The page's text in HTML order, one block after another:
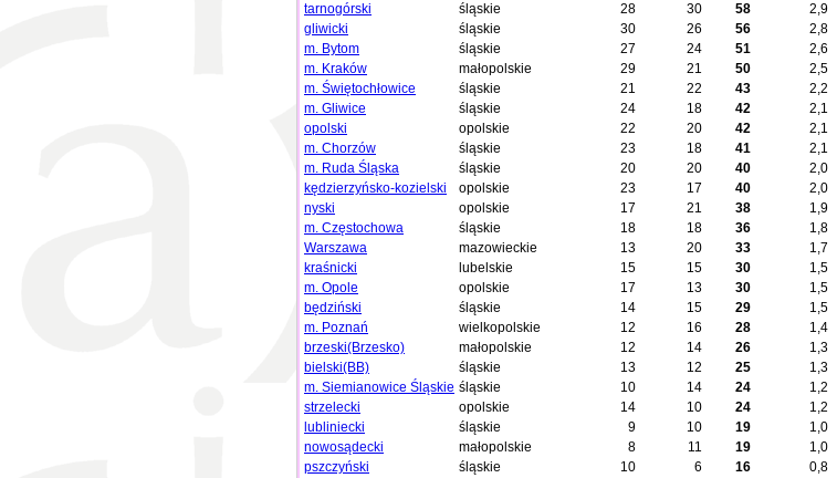
tarnogórski
śląskie 28 30 58 2,9
gliwicki
śląskie 30 26 56 2,8
m. Bytom
śląskie 27 24 51 2,6
m. Kraków
małopolskie 29 21 50 2,5
m. Świętochłowice
śląskie 21 22 43 2,2
m. Gliwice
śląskie 24 18 42 2,1
opolski
opolskie 22 20 42 2,1
m. Chorzów
śląskie 23 18 41 2,1
m. Ruda Śląska
śląskie 20 20 40 2,0
kędzierzyńsko-kozielski
opolskie 23 17 40 2,0
nyski
opolskie 17 21 38 1,9
m. Częstochowa
śląskie 18 18 36 1,8
Warszawa
mazowieckie 13 20 33 1,7
kraśnicki
lubelskie 15 15 30 1,5
m. Opole
opolskie 17 13 30 1,5
będziński
śląskie 14 15 29 1,5
m. Poznań
wielkopolskie 12 16 28 1,4
brzeski(Brzesko)
małopolskie 12 14 26 1,3
bielski(BB)
śląskie 13 12 25 1,3
m. Siemianowice Śląskie śląskie 10 14 24 1,2
strzelecki
opolskie 14 10 24 1,2
lubliniecki
śląskie 9 10 19 1,0
nowosądecki
małopolskie 8 11 19 1,0
pszczyński
śląskie 10 6 16 0,8